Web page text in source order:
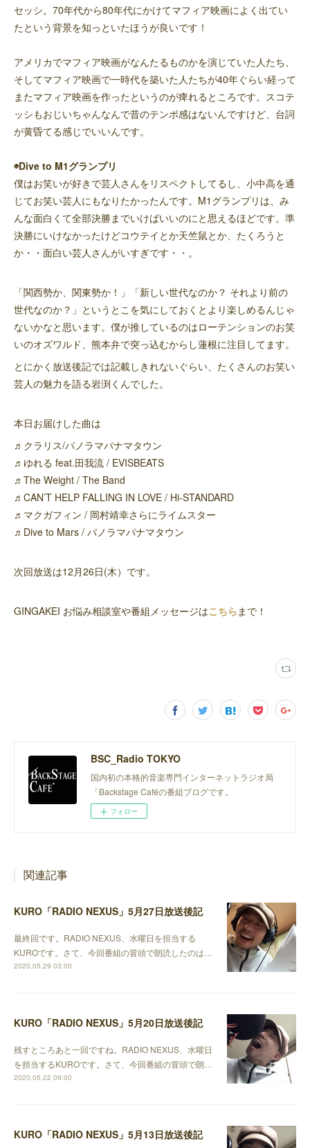
セッシ。70年代から80年代にかけてマフィア映画によく出てい
たという背景を知っといたほうが良いです！
アメリカでマフィア映画がなんたるものかを演じていた人たち、
そしてマフィア映画で一時代を築いた人たちが40年ぐらい経って
またマフィア映画を作ったというのが痺れるところです。スコテ
ッシもおじいちゃんなんで昔のテンポ感はないんですけど、台詞
が黄昏てる感じでいいんです。
◉Dive to M1グランプリ
僕はお笑いが好きで芸人さんをリスペクトしてるし、小中高を通
じてお笑い芸人にもなりたかったんです。M1グランプリは、み
んな面白くて全部決勝までいけばいいのにと思えるほどです。準
決勝にいけなかったけどコウテイとか天竺鼠とか、たくろうと
か・・面白い芸人さんがいすぎです・・。
「関西勢か、関東勢か！」「新しい世代なのか？ それより前の
世代なのか？」というとこを気にしておくとより楽しめるんじゃ
ないかなと思います。僕が推しているのはローテンションのお笑
いのオズワルド、熊本弁で突っ込むからし蓮根に注目してます。
とにかく放送後記では記載しきれないぐらい、たくさんのお笑い
芸人の魅力を語る岩渕くんでした。
本日お届けした曲は
♬クラリス/パノラマパナマタウン
♬ゆれる feat.田我流 / EVISBEATS
♬The Weight / The Band
♬CAN’T HELP FALLING IN LOVE / Hi-STANDARD
♬マクガフィン / 岡村靖幸さらにライムスター
♬Dive to Mars / パノラマパナマタウン
次回放送は12月26日(木）です。
GINGAKEI お悩み相談室や番組メッセージはこちらまで！
BSC_Radio TOKYO
国内初の本格的音楽専門インターネットラジオ局
「Backstage Caféの番組ブログです。
フォロー
関連記事
KURO「RADIO NEXUS」5月27日放送後記
最終回です。RADIO NEXUS、水曜日を担当する
KUROです。さて、今回番組の冒頭で朗読したのは…
2020.05.29 03:00
KURO「RADIO NEXUS」5月20日放送後記
残すところあと一回ですね。RADIO NEXUS、水曜日
を担当するKUROです。さて、今回番組の冒頭で朗…
2020.05.22 09:00
KURO「RADIO NEXUS」5月13日放送後記